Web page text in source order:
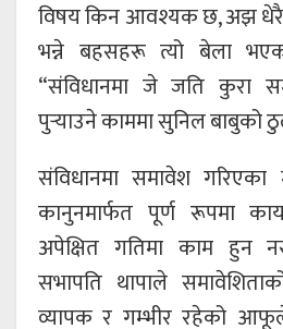
विषय किन आवश्यक छ, अझ धेरै
भन्ने बहसहरू त्यो बेला
“संविधानमा जे जति कुरा
पुर्‍याउने काममा सुनिल बाबुको
संविधानमा समावेश
कानुनमार्फत पूर्ण रूपमा
अपेक्षित गतिमा काम हुन
सभापति थापाले
व्यापक र गम्भीर रहेको